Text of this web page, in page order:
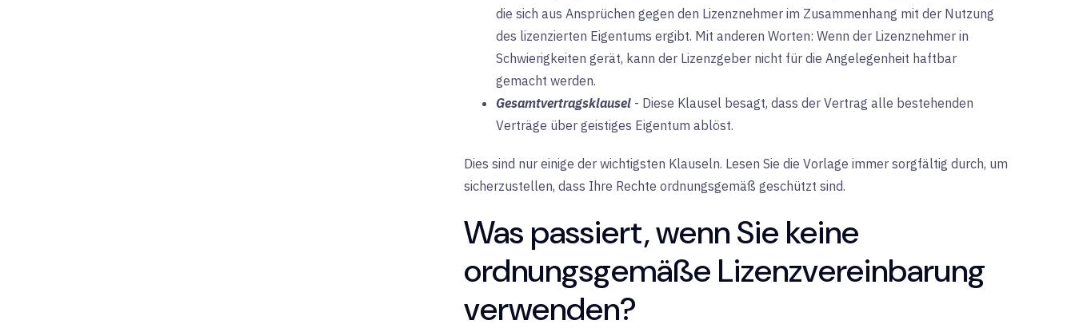
die sich aus Ansprüchen gegen den Lizenznehmer im Zusammenhang mit der Nutzung
des lizenzierten Eigentums ergibt. Mit anderen Worten: Wenn der Lizenznehmer in
Schwierigkeiten gerät, kann der Lizenzgeber nicht für die Angelegenheit haftbar
gemacht werden.
Gesamtvertragsklausel- Diese Klausel besagt, dass der Vertrag alle bestehenden
Verträge über geistiges Eigentum ablöst.
Dies sind nur einige der wichtigsten Klauseln. Lesen Sie die Vorlage immer sorgfältig durch, um
sicherzustellen, dass Ihre Rechte ordnungsgemäß geschützt sind.
Was passiert, wenn Sie keine
ordnungsgemäße Lizenzvereinbarung
verwenden?